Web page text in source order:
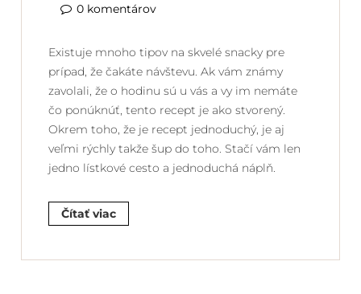
0 komentárov
Existuje mnoho tipov na skvelé snacky pre
prípad, že čakáte návštevu. Ak vám známy
zavolali, že o hodinu sú u vás a vy im nemáte
čo ponúknúť, tento recept je ako stvorený.
Okrem toho, že je recept jednoduchý, je aj
veľmi rýchly takže šup do toho. Stačí vám len
jedno lístkové cesto a jednoduchá náplň.
Čítať viac